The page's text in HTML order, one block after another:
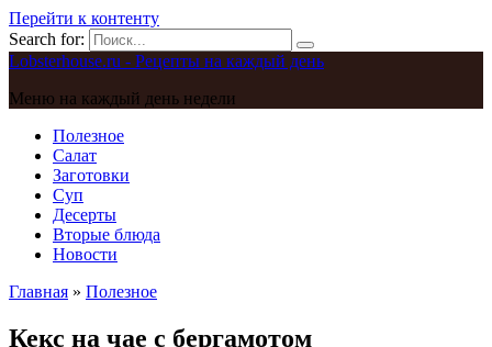
Перейти к контенту
Search for:
Lobsterhouse.ru - Рецепты на каждый день
Меню на каждый день недели
Полезное
Салат
Заготовки
Суп
Десерты
Вторые блюда
Новости
Главная » Полезное
Кекс на чае с бергамотом